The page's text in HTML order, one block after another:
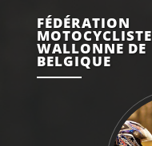
FÉDÉRATION
MOTOCYCLISTE
WALLONNE DE
BELGIQUE